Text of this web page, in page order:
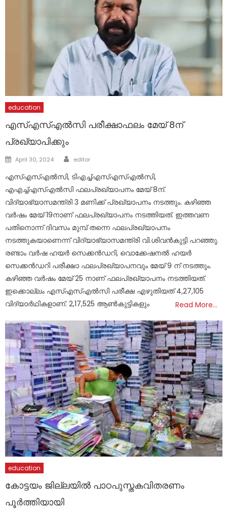
education
എസ്എസ്എൽസി പരീക്ഷാഫലം മേയ് 8ന്
പ്രഖ്യാപിക്കും
Posted
April 30, 2024 Author
editor
എസ്എസ്എൽസി, ടിഎച്ച്എസ്എസ്എൽസി,
എഎച്ച്എസ്എൽസി ഫലപ്രഖ്യാപനം മേയ് 8ന്.
വിദ്യാഭ്യാസമന്ത്രി 3 മണിക്ക് പ്രഖ്യാപനം നടത്തും. കഴിഞ്ഞ
വർഷം മേയ് 19നാണ് ഫലപ്രഖ്യാപനം നടത്തിയത്. ഇത്തവണ
പതിനൊന്ന് ദിവസം മുമ്പ് തന്നെ ഫലപ്രഖ്യാപനം
നടത്തുകയാണെന്ന് വിദ്യാഭ്യാസമന്ത്രി വി.ശിവൻകുട്ടി പറഞ്ഞു.
രണ്ടാം വർഷ ഹയർ സെക്കൻഡറി, വൊക്കേഷനൽ ഹയർ
സെക്കൻഡറി പരീക്ഷാ ഫലപ്രഖ്യാപനവും മേയ് 9 ന് നടത്തും.
കഴിഞ്ഞ വർഷം മേയ് 25 നാണ് ഫലപ്രഖ്യാപനം നടത്തിയത്.
ഇക്കൊല്ലം എസ്എസ്എൽസി പരീക്ഷ എഴുതിയത് 4,27,105
വിദ്യാർഥികളാണ്. 2,17,525 ആൺകുട്ടികളും
Read More…
education
കോട്ടയം ജില്ലയിൽ പാഠപുസ്തകവിതരണം
പൂർത്തിയായി